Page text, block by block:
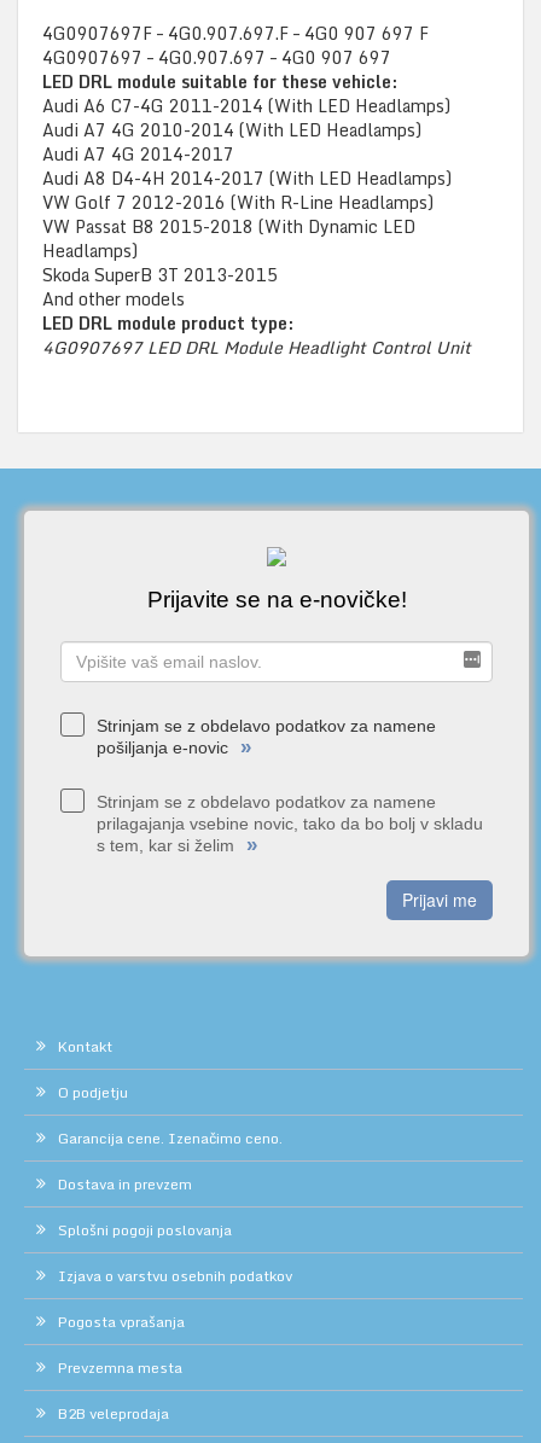
4G0907697F – 4G0.907.697.F – 4G0 907 697 F
4G0907697 – 4G0.907.697 – 4G0 907 697
LED DRL module suitable for these vehicle:
Audi A6 C7-4G 2011-2014 (With LED Headlamps)
Audi A7 4G 2010-2014 (With LED Headlamps)
Audi A7 4G 2014-2017
Audi A8 D4-4H 2014-2017 (With LED Headlamps)
VW Golf 7 2012-2016 (With R-Line Headlamps)
VW Passat B8 2015-2018 (With Dynamic LED
Headlamps)
Skoda SuperB 3T 2013-2015
And other models
LED DRL module product type:
4G0907697 LED DRL Module Headlight Control Unit
Prijavite se na e-novičke!
Strinjam se z obdelavo podatkov za namene
pošiljanja e-novic
»
Strinjam se z obdelavo podatkov za namene
prilagajanja vsebine novic, tako da bo bolj v skladu
s tem, kar si želim
»
Prijavi me
Kontakt
O podjetju
Garancija cene. Izenačimo ceno.
Dostava in prevzem
Splošni pogoji poslovanja
Izjava o varstvu osebnih podatkov
Pogosta vprašanja
Prevzemna mesta
B2B veleprodaja